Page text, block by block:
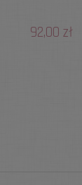
92,00 zł